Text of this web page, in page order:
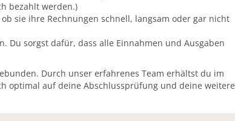
bezahlt werden.)
sie ihre Rechnungen schnell, langsam oder gar nicht
Du sorgst dafür, dass alle Einnahmen und Ausgaben
Durch unser erfahrenes Team erhältst du im
optimal auf deine Abschlussprüfung und deine weitere